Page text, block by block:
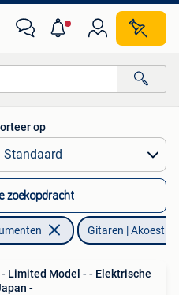
op
zoekopdracht
Gitaren |
- Limited Model - - Elektrische
-